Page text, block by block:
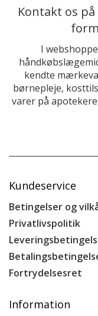
Kontakt os på
I
kendte
børnepleje,
varer på
Kundeservice
Betingelser og
Privatlivspolitik
Fortrydelsesret
Information